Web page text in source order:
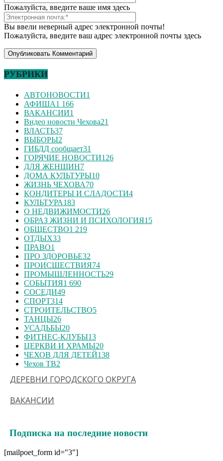
Пожалуйста, введите ваше имя здесь
Вы ввели неверный адрес электронной почты!
Пожалуйста, введите ваш адрес электронной почты здесь
РУБРИКИ
АВТОНОВОСТИ1
АФИША1 166
ВАКАНСИИ1
Видео новости Чехова21
ВЛАСТЬ37
ВЫБОРЫ2
ГИБДД сообщает31
ГОРЯЧИЕ НОВОСТИ126
ДЛЯ ЖЕНЩИН7
ДОМА КУЛЬТУРЫ10
ЖИЗНЬ ЧЕХОВА70
КОНДИТЕРЫ И СЛАДОСТИ4
КУЛЬТУРА183
О НЕДВИЖИМОСТИ26
ОБРАЗ ЖИЗНИ И ПСИХОЛОГИЯ15
ОБЩЕСТВО1 219
ОТДЫХ33
ПРАВО1
ПРО ЗДОРОВЬЕ32
ПРОИСШЕСТВИЯ74
ПРОМЫШЛЕННОСТЬ29
СОБЫТИЯ1 690
СОСЕДИ49
СПОРТ314
СТРОИТЕЛЬСТВО5
ТАНЦЫ26
УСАДЬБЫ20
ФИТНЕС-КЛУБЫ13
ЦЕРКВИ И ХРАМЫ20
ЧЕХОВ ДЛЯ ДЕТЕЙ138
Чехов ТВ2
ДЕРЕВНИ ГОРОДСКОГО ОКРУГА
ВАКАНСИИ
Подписка на последние новости
[mailpoet_form id="3"]